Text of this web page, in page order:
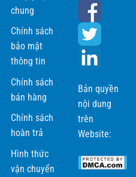
chung
Chính sách
bảo mật
thông tin
Chính sách
bán hàng
Chính sách
hoàn trả
Hình thức
vận chuyển
Bản quyền
nội dung
trên
Website: